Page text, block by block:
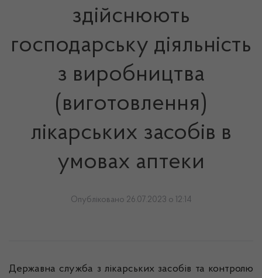
здійснюють
господарську діяльність
з виробництва
(виготовлення)
лікарських засобів в
умовах аптеки
Опубліковано 26.07.2023 о 12:14
Державна служба з лікарських засобів та контролю